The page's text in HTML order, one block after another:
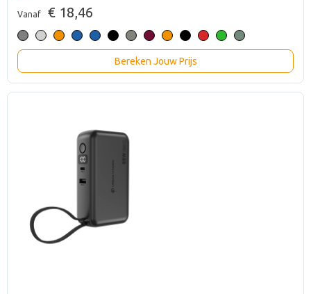
Vanaf € 18,46
Bereken Jouw Prijs